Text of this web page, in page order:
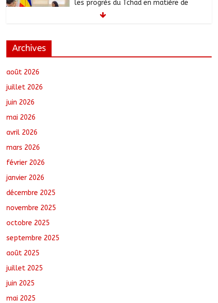
les progrès du Tchad en matière de
vaste opération de sauvetage
Archives
août 2026
juillet 2026
juin 2026
mai 2026
avril 2026
mars 2026
février 2026
janvier 2026
décembre 2025
novembre 2025
octobre 2025
septembre 2025
août 2025
juillet 2025
juin 2025
mai 2025